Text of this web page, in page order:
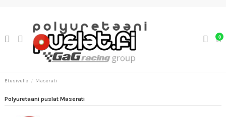
0
Etusivulle Maserati
Polyuretaani puslat Maserati